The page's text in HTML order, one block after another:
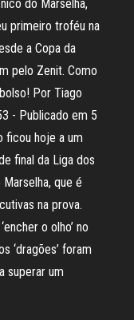
do Marselha,
primeiro troféu na
a Copa da
pelo Zenit. Como
Por Tiago
- Publicado em 5
ficou hoje a um
final da Liga dos
que é
na prova.
o olho’ no
‘dragões’ foram
superar um